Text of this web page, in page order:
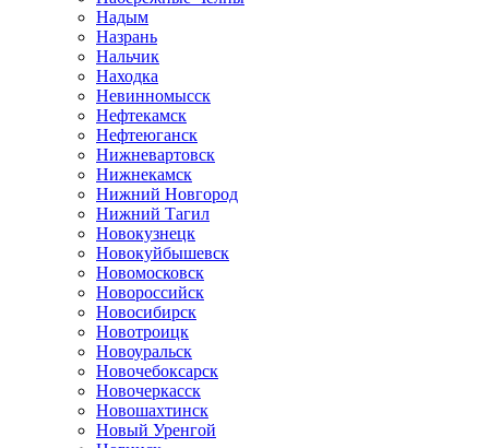
Надым
Назрань
Нальчик
Находка
Невинномысск
Нефтекамск
Нефтеюганск
Нижневартовск
Нижнекамск
Нижний Новгород
Нижний Тагил
Новокузнецк
Новокуйбышевск
Новомосковск
Новороссийск
Новосибирск
Новотроицк
Новоуральск
Новочебоксарск
Новочеркасск
Новошахтинск
Новый Уренгой